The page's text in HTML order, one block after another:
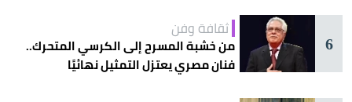
6
ثقافة وفن
من خشبة المسرح إلى الكرسي المتحرك..
فنان مصري يعتزل التمثيل نهائيًا